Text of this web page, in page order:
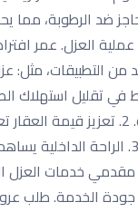
ضد الرطوبة،
العزل. عمر
مثل:
تقليل استهلاك
التكييف والتدفئة، يمكن
قيمة الممتلكات وجعلها أكثر
مقدمي خدمات
جودة الخدمة.